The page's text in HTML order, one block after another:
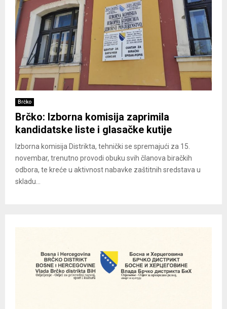
Brčko
Brčko: Izborna komisija zaprimila
kandidatske liste i glasačke kutije
Izborna komisija Distrikta, tehnički se spremajući za 15.
novembar, trenutno provodi obuku svih članova biračkih
odbora, te kreće u aktivnost nabavke zaštitnih sredstava u
skladu...